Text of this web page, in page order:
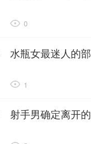
0
水瓶女最迷人的
1
射手男确定离开